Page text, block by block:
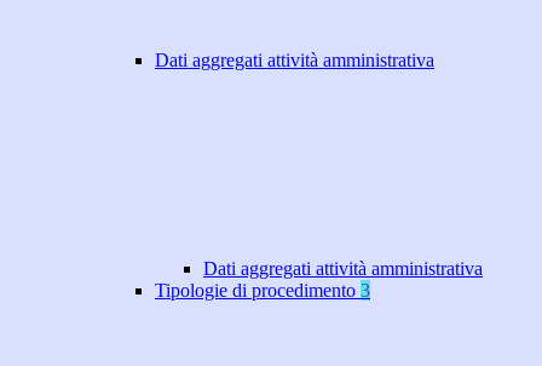
Dati aggregati attività amministrativa
Dati aggregati attività amministrativa
Tipologie di procedimento 3